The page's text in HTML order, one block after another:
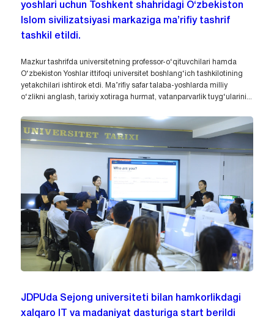
yoshlari uchun Toshkent shahridagi O‘zbekiston
Islom sivilizatsiyasi markaziga ma’rifiy tashrif
tashkil etildi.
Mazkur tashrifda universitetning professor-o‘qituvchilari hamda
O‘zbekiston Yoshlar ittifoqi universitet boshlang‘ich tashkilotining
yetakchilari ishtirok etdi. Ma’rifiy safar talaba-yoshlarda milliy
o‘zlikni anglash, tarixiy xotiraga hurmat, vatanparvarlik tuyg‘ularini...
JDPUda Sejong universiteti bilan hamkorlikdagi
xalqaro IT va madaniyat dasturiga start berildi